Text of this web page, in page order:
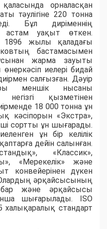
орналасқан
тәулігіне 220 тонна
Бұл диріменнің
астам уақыт өткен.
1896 жылы қаладағы
бастамасымен
жарма зауыты
иелері бидай
салғызған. Дәуір
меншік нысаны
негізгі қызметінен
18 000 тонна ұн
кәсіпорын «Экстра»,
сортты ұн шығарады.
ұн бір келілік
дейін салынған.
«Классик»,
«Мерекелік» және
конвейерінен дүкен
Олардың әрқайсысының
бар және әр­қайсысы
шығарылады. ISO
халықаралық стандарт